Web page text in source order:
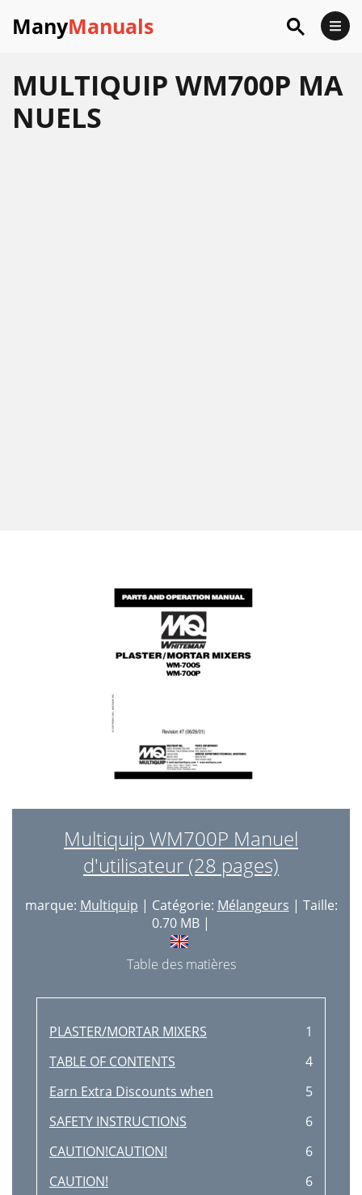
ManyManuals
MULTIQUIP WM700P MA
NUELS
Multiquip WM700P Manuel
d'utilisateur (28 pages)
marque: Multiquip | Catégorie: Mélangeurs | Taille:
0.70 MB |
Table des matières
PLASTER/MORTAR MIXERS
1
TABLE OF CONTENTS
4
Earn Extra Discounts when
5
SAFETY INSTRUCTIONS
6
CAUTION!CAUTION!
6
CAUTION!
6